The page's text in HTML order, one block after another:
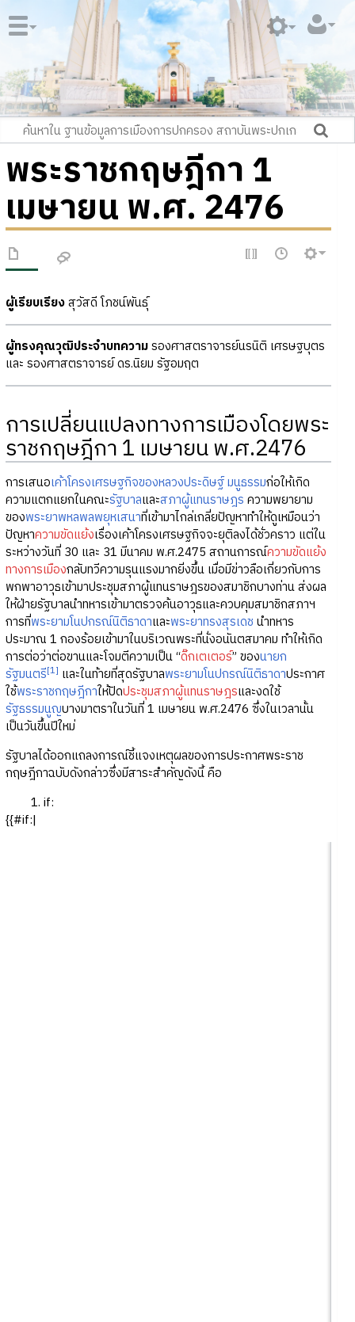
พระราชกฤษฎีกา 1
เมษายน พ.ศ. 2476
ผู้เรียบเรียงสุวัสดี โภชน์พันธุ์
ผู้ทรงคุณวุฒิประจำบทความรองศาสตราจารย์นรนิติ เศรษฐบุตร
และ รองศาสตราจารย์ ดร.นิยม รัฐอมฤต
การเปลี่ยนแปลงทางการเมืองโดยพระ
ราชกฤษฎีกา 1 เมษายน พ.ศ.2476
การเสนอเค้าโครงเศรษฐกิจของหลวงประดิษฐ์ มนูธรรมก่อให้เกิด
ความแตกแยกในคณะรัฐบาลและสภาผู้แทนราษฎร ความพยายาม
ของพระยาพหลพลพยุหเสนาที่เข้ามาไกล่เกลี่ยปัญหาทำให้ดูเหมือนว่า
ปัญหาความขัดแย้งเรื่องเค้าโครงเศรษฐกิจจะยุติลงได้ชั่วคราว แต่ใน
ระหว่างวันที่ 30 และ 31 มีนาคม พ.ศ.2475 สถานการณ์ความขัดแย้ง
ทางการเมืองกลับทวีความรุนแรงมากยิ่งขึ้น เมื่อมีข่าวลือเกี่ยวกับการ
พกพาอาวุธเข้ามาประชุมสภาผู้แทนราษฎรของสมาชิกบางท่าน ส่งผล
ให้ฝ่ายรัฐบาลนำทหารเข้ามาตรวจค้นอาวุธและควบคุมสมาชิกสภาฯ
การที่พระยามโนปกรณ์นิติธาดาและพระยาทรงสุรเดช นำทหาร
ประมาณ 1 กองร้อยเข้ามาในบริเวณพระที่นั่งอนันตสมาคม ทำให้เกิด
การต่อว่าต่อขานและโจมตีความเป็น “ดิ๊กเตเตอร์” ของนายก
รัฐมนตรี[1] และในท้ายที่สุดรัฐบาลพระยามโนปกรณ์นิติธาดาประกาศ
ใช้พระราชกฤษฎีกาให้ปิดประชุมสภาผู้แทนราษฎรและงดใช้
รัฐธรรมนูญบางมาตราในวันที่ 1 เมษายน พ.ศ.2476 ซึ่งในเวลานั้น
เป็นวันขึ้นปีใหม่
รัฐบาลได้ออกแถลงการณ์ชี้แจงเหตุผลของการประกาศพระราช
กฤษฎีกาฉบับดังกล่าวซึ่งมีสาระสำคัญดังนี้ คือ
if:
{{#if:|